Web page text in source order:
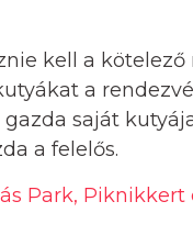
kell a
a
saját
a felelős.
Park, Piknikkert